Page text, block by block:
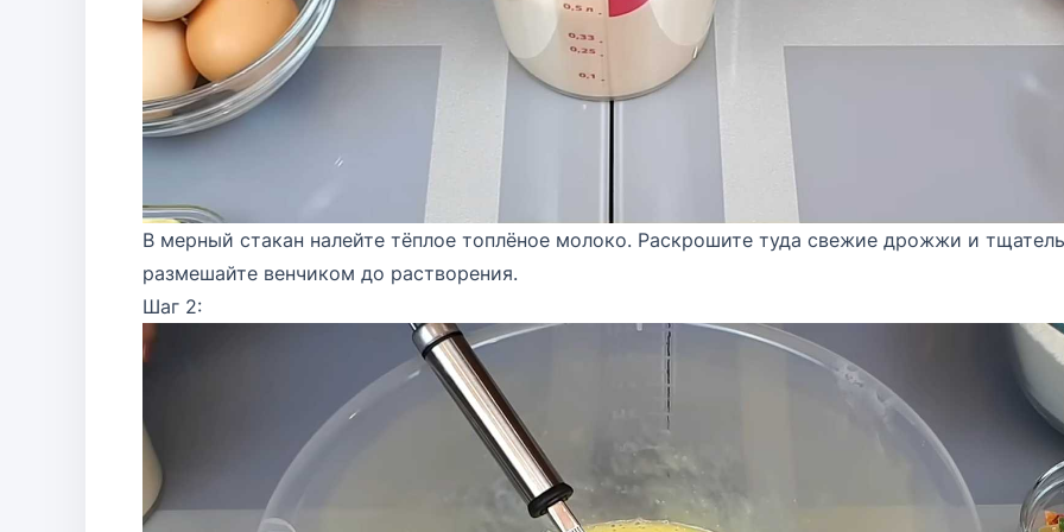
В мерный стакан налейте тёплое топлёное молоко. Раскрошите туда свежие дрожжи и
размешайте венчиком до растворения.
Шаг 2: